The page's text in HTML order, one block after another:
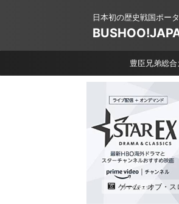
日本初の歴史戦国ポー
豊臣兄弟総合
ゲーム・オブ・